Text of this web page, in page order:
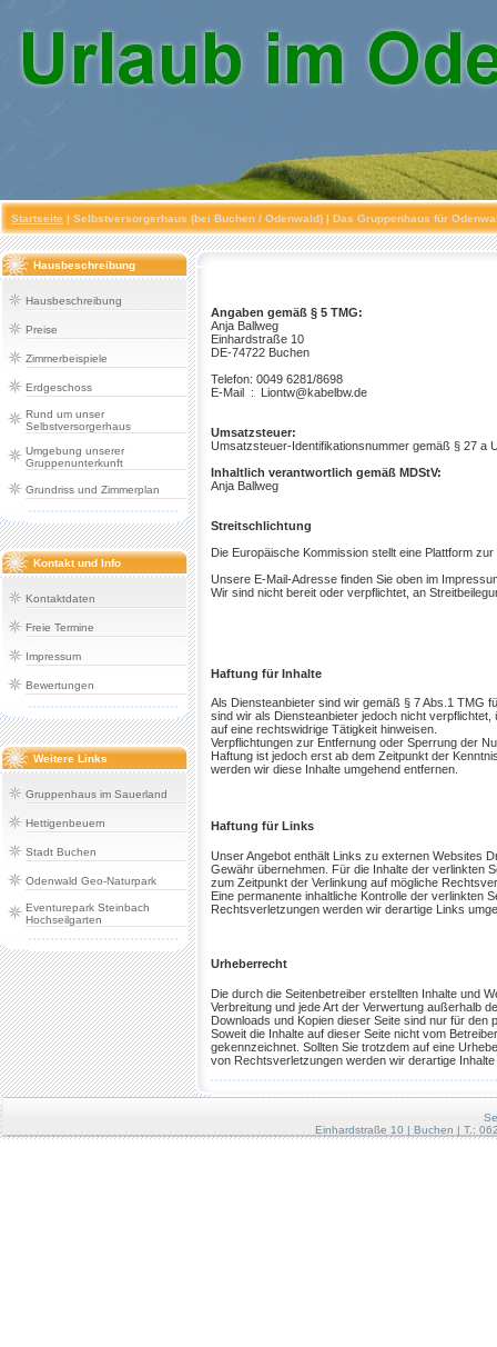
Startseite | Selbstversorgerhaus (bei Buchen / Odenwald) | Das Gruppenhaus für
Hausbeschreibung
Hausbeschreibung
Preise
Zimmerbeispiele
Erdgeschoss
Rund um unser
Selbstversorgerhaus
Umgebung unserer
Gruppenunterkunft
Grundriss und Zimmerplan
Kontakt und Info
Kontaktdaten
Freie Termine
Impressum
Bewertungen
Weitere Links
Gruppenhaus im Sauerland
Hettigenbeuern
Stadt Buchen
Odenwald Geo-Naturpark
Eventurepark Steinbach
Hochseilgarten
Angaben gemäß § 5 TMG:
Anja Ballweg
Einhardstraße 10
DE-74722 Buchen
Telefon: 0049 6281/8698
E-Mail : Liontw@kabelbw.de
Umsatzsteuer:
Umsatzsteuer-Identifikationsnummer gemäß § 27 a
Inhaltlich verantwortlich gemäß MDStV:
Anja Ballweg
Streitschlichtung
Die Europäische Kommission stellt eine Plattform
Unsere E-Mail-Adresse finden Sie oben im
Wir sind nicht bereit oder verpflichtet, an
Haftung für Inhalte
Als Diensteanbieter sind wir gemäß § 7 Abs.1 TMG
sind wir als Diensteanbieter jedoch nicht
auf eine rechtswidrige Tätigkeit hinweisen.
Verpflichtungen zur Entfernung oder Sperrung der
Haftung ist jedoch erst ab dem Zeitpunkt der
werden wir diese Inhalte umgehend entfernen.
Haftung für Links
Unser Angebot enthält Links zu externen Websites
Gewähr übernehmen. Für die Inhalte der verlinkten
zum Zeitpunkt der Verlinkung auf mögliche
Eine permanente inhaltliche Kontrolle der verlinkten
Rechtsverletzungen werden wir derartige Links
Urheberrecht
Die durch die Seitenbetreiber erstellten Inhalte und
Verbreitung und jede Art der Verwertung außerhalb
Downloads und Kopien dieser Seite sind nur für
Soweit die Inhalte auf dieser Seite nicht vom
gekennzeichnet. Sollten Sie trotzdem auf eine
von Rechtsverletzungen werden wir derartige
Einhardstraße 10 | Buchen | T.: